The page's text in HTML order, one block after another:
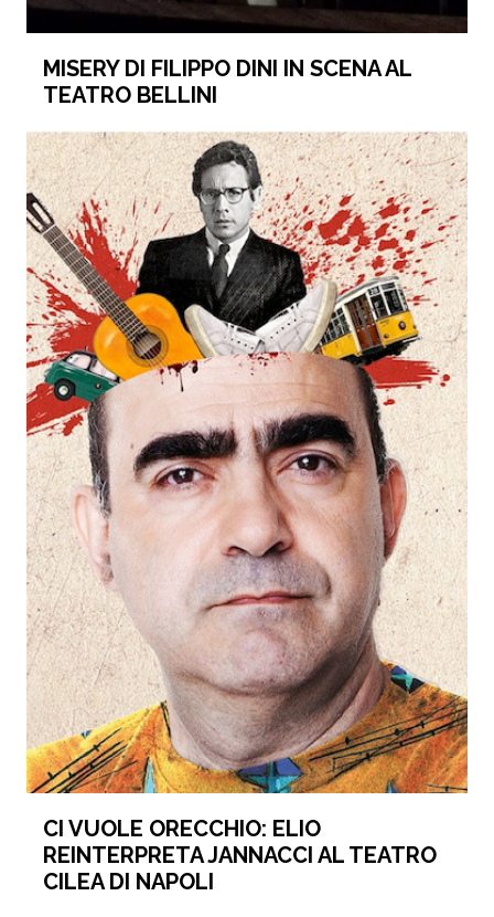
MISERY DI FILIPPO DINI IN SCENA AL
TEATRO BELLINI
CI VUOLE ORECCHIO: ELIO
REINTERPRETA JANNACCI AL TEATRO
CILEA DI NAPOLI